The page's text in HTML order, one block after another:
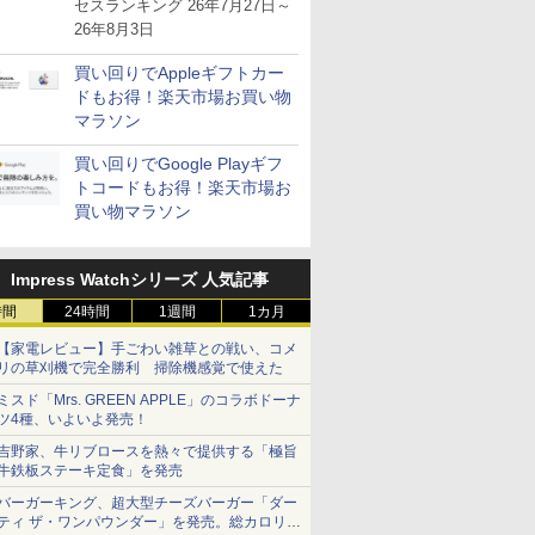
セスランキング 26年7月27日～
26年8月3日
買い回りでAppleギフトカー
ドもお得！楽天市場お買い物
マラソン
買い回りでGoogle Playギフ
トコードもお得！楽天市場お
買い物マラソン
Impress Watchシリーズ 人気記事
24時間 1週間 1カ月
家電レビュー】手ごわい雑草との戦い、コメ
の草刈機で完全勝利 掃除機感覚で使えた
スド「Mrs. GREEN APPLE」のコラボドーナ
4種、いよいよ発売！
野家、牛リブロースを熱々で提供する「極旨
鉄板ステーキ定食」を発売
ーガーキング、超大型チーズバーガー「ダー
ィ ザ・ワンパウンダー」を発売。総カロリー